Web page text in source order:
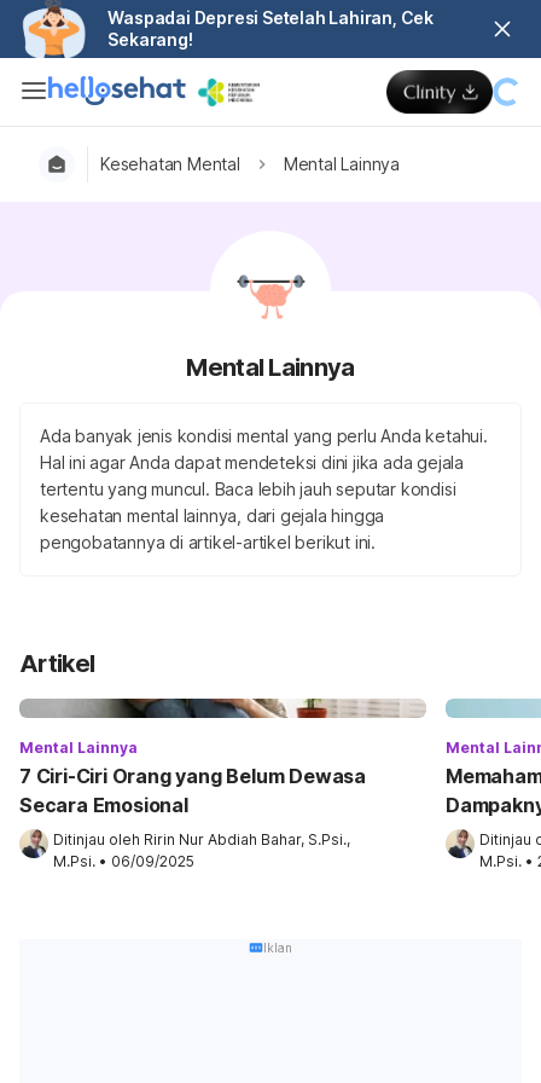
Waspadai Depresi Setelah Lahiran, Cek
Sekarang!
Kesehatan Mental Mental Lainnya
Mental Lainnya
Ada banyak jenis kondisi mental yang perlu Anda ketahui.
Hal ini agar Anda dapat mendeteksi dini jika ada gejala
tertentu yang muncul. Baca lebih jauh seputar kondisi
kesehatan mental lainnya, dari gejala hingga
pengobatannya di artikel-artikel berikut ini.
Artikel
Mental Lainnya
7 Ciri-Ciri Orang yang Belum Dewasa
Secara Emosional
Ditinjau oleh Ririn Nur Abdiah Bahar, S.Psi.,
M.Psi. • 06/09/2025
Mental
Ditinjau
M.Psi. •
Iklan